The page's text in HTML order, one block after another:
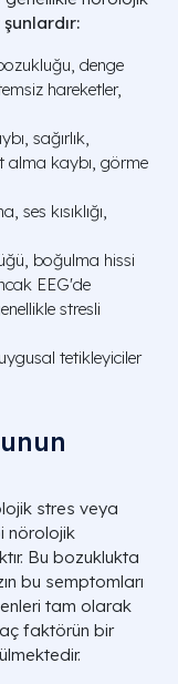
denge
hareketler,
sağırlık,
alma kaybı, görme
ses kısıklığı,
boğulma hissi
EEG'de
stresli
tetikleyiciler
stres veya
nörolojik
Bu bozuklukta
bu semptomları
tam olarak
faktörün bir